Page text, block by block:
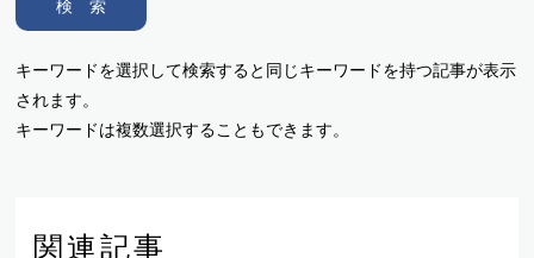
キーワードを選択して検索すると同じキーワードを持つ記事が表示
されます。
キーワードは複数選択することもできます。
検 索
関連記事